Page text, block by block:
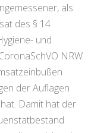
als
des § 14
und
NRW
der Auflagen
Damit hat der